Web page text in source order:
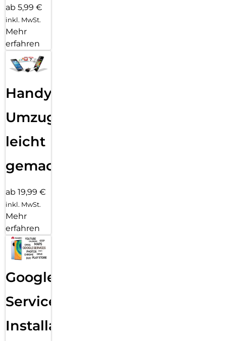
ab 5,99 €
inkl. MwSt.
Mehr
erfahren
Handy
Umzug
leicht
gemacht!
ab 19,99 €
inkl. MwSt.
Mehr
erfahren
Google
Services
Installation